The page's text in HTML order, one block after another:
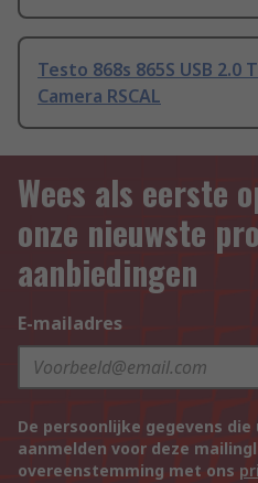
Testo 868s 865S USB 2.0
Camera RSCAL
Wees als eerste
onze nieuwste
aanbiedingen
E-mailadres
De persoonlijke gegevens
aanmelden voor deze
overeenstemming met ons